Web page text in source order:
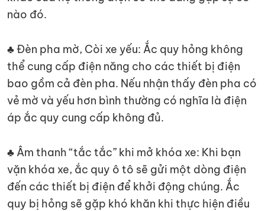
nào đó.
♣ Đèn pha mờ, Còi xe yếu: Ắc quy hỏng không
thể cung cấp điện năng cho các thiết bị điện
bao gồm cả đèn pha. Nếu nhận thấy đèn pha có
vẻ mờ và yếu hơn bình thường có nghĩa là điện
áp ắc quy cung cấp không đủ.
♣ Âm thanh “tắc tắc” khi mở khóa xe: Khi bạn
vặn khóa xe, ắc quy ô tô sẽ gửi một dòng điện
đến các thiết bị điện để khởi động chúng. Ắc
quy bị hỏng sẽ gặp khó khăn khi thực hiện điều